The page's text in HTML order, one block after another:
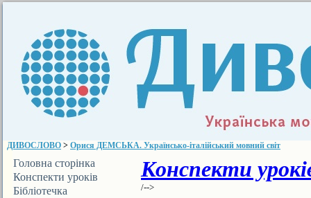
ДИВОСЛОВО > Орися ДЕМСЬКА. Українсько-італійський мовний світ
Головна сторінка
Конспекти уроків
Бібліотечка
Конспекти
/-->